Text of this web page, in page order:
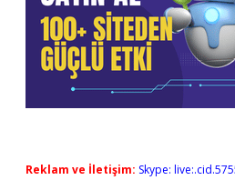
Reklam ve İletişim: Skype: